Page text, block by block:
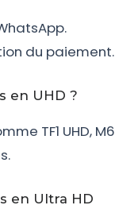
du paiement.
en UHD ?
TF1 UHD, M6
en Ultra HD